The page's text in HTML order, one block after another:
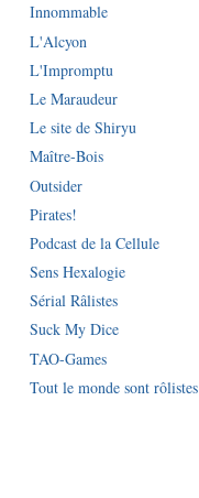
Innommable
L'Alcyon
L'Impromptu
Le Maraudeur
Le site de Shiryu
Maître-Bois
Outsider
Pirates!
Podcast de la Cellule
Sens Hexalogie
Sérial Râlistes
Suck My Dice
TAO-Games
Tout le monde sont rôlistes